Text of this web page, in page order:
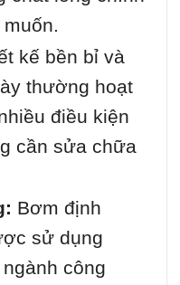
kế bền bỉ và
thường hoạt
điều kiện
cần sửa chữa
Bơm định
sử dụng
công